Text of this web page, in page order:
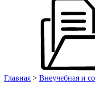
Главная > Внеучебная и